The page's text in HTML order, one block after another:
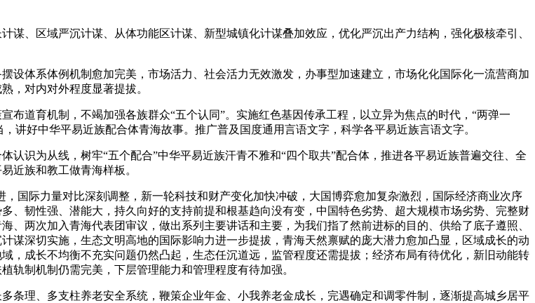
、区域严沉计谋、从体功能区计谋、新型城镇化计谋叠加效应，优化严沉出产力结构，强化极核牵引、
系体例机制愈加完美，市场活力、社会活力无效激发，办事型加速建立，市场化化国际化一流营商加
，对内对外程度显著提拔。
道育机制，不竭加强各族群众“五个认同”。实施红色基因传承工程，以立异为焦点的时代，“两弹一
讲好中华平易近族配合体青海故事。推广普及国度通用言语文字，科学各平易近族言语文字。
识为从线，树牢“五个配合”中华平易近族汗青不雅和“四个取共”配合体，推进各平易近族普遍交往、全
近族和教工做青海样板。
际力量对比深刻调整，新一轮科技和财产变化加快冲破，大国博弈愈加复杂激烈，国际经济商业次序
、韧性强、潜能大，持久向好的支持前提和根基趋向没有变，中国特色劣势、超大规模市场劣势、完整财
两次加入青海代表团审议，做出系列主要讲话和主要，为我们指了然前进标的目的、供给了底子遵照、
谋深切实施，生态文明高地的国际影响力进一步提拔，青海天然禀赋的庞大潜力愈加凸显，区域成长的动
，成长不均衡不充实问题仍然凸起，生态任沉道远，监管程度还需提拔；经济布局有待优化，新旧动能转
轨制机制仍需完美，下层管理能力和管理程度有待加强。
理、多支柱养老安全系统，鞭策企业年金、小我养老金成长，完遇确定和调零件制，逐渐提高城乡居平